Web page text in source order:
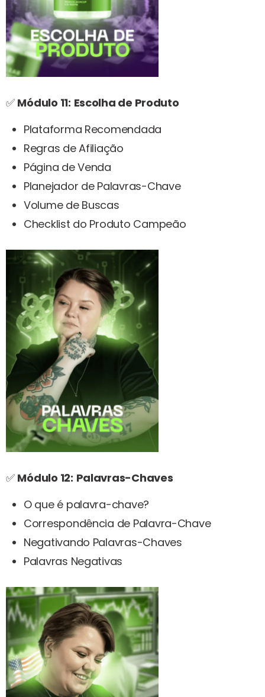
✅ Módulo 11: Escolha de Produto
Plataforma Recomendada
Regras de Afiliação
Página de Venda
Planejador de Palavras-Chave
Volume de Buscas
Checklist do Produto Campeão
✅ Módulo 12: Palavras-Chaves
O que é palavra-chave?
Correspondência de Palavra-Chave
Negativando Palavras-Chaves
Palavras Negativas